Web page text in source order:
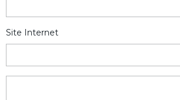
Site Internet